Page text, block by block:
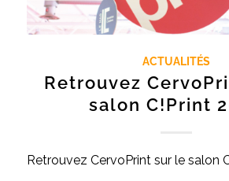
ACTUALITÉS
Retrouvez
salon C!Print
Retrouvez CervoPrint sur le salon